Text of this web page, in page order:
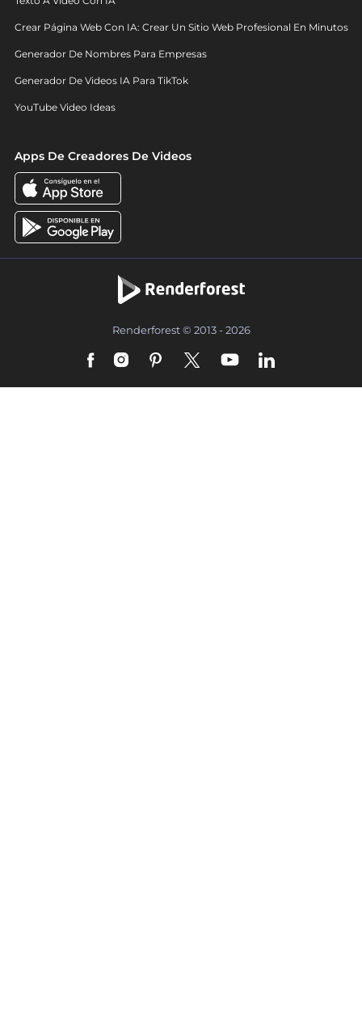
Crear Página Web Con IA: Crear Un Sitio Web Profesional En Minutos
Generador De Nombres Para Empresas
Generador De Videos IA Para TikTok
YouTube Video Ideas
Apps De Creadores De Videos
Renderforest © 2013 - 2026